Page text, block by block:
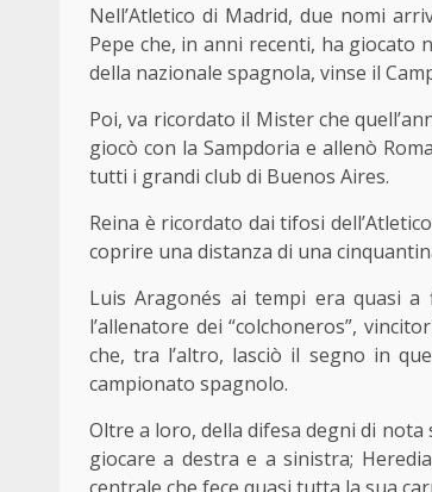
Nell’Atletico di Madrid, due nomi
Pepe che, in anni recenti, ha giocato
della nazionale spagnola, vinse il
Poi, va ricordato il Mister che
giocò con la Sampdoria e allenò
tutti i grandi club di Buenos Aires.
Reina è ricordato dai tifosi
coprire una distanza di una
Luis Aragonés ai tempi era quasi a
l’allenatore dei “colchoneros”,
che, tra l’altro, lasciò il segno in
campionato spagnolo.
Oltre a loro, della difesa degni di nota
giocare a destra e a sinistra;